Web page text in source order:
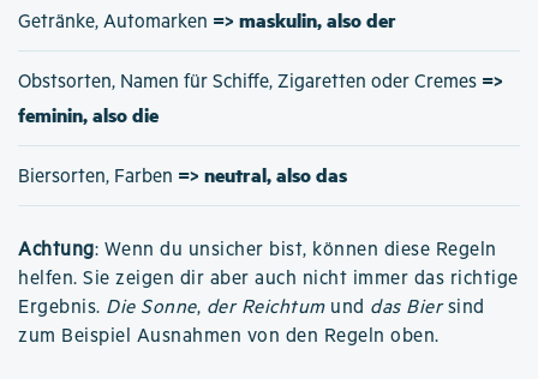
Getränke, Automarken => maskulin, also der
Obstsorten, Namen für Schiffe, Zigaretten oder Cremes =>
feminin, also die
Biersorten, Farben => neutral, also das
Achtung: Wenn du unsicher bist, können diese Regeln
helfen. Sie zeigen dir aber auch nicht immer das richtige
Ergebnis. Die Sonne, der Reichtumund das Biersind
zum Beispiel Ausnahmen von den Regeln oben.